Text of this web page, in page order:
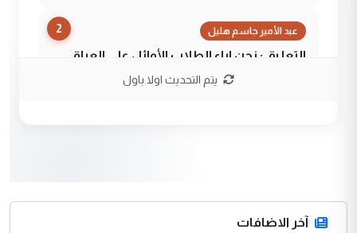
2 عبد الأمير جاسم هليل
التعليق : نحن اباء الطلاب الأوائل على العراق
نتشرف بلقاء السيد احمد الصافي في العتبات
التعليق : قرار مستعجل جدا ولامصلحة فيه
للوزاره ولا للمواطن القرار الصائب يكون بعد
يتم التحديث اولا باول
آخر الاضافات